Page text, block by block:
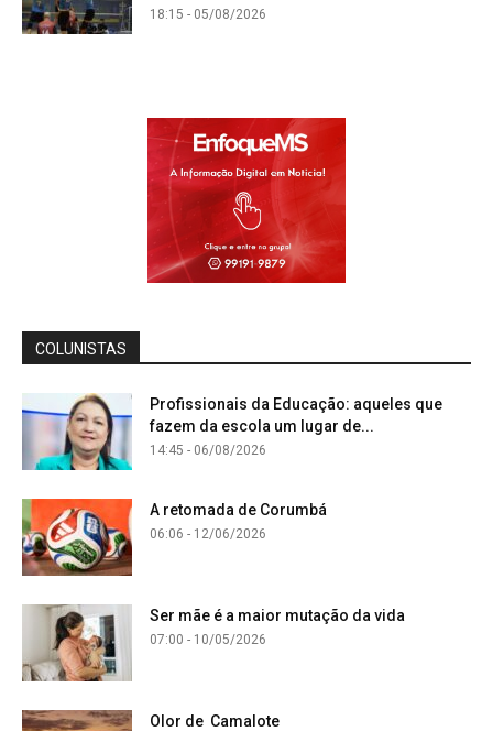
18:15 - 05/08/2026
COLUNISTAS
Profissionais da Educação: aqueles que
fazem da escola um lugar de...
14:45 - 06/08/2026
A retomada de Corumbá
06:06 - 12/06/2026
Ser mãe é a maior mutação da vida
07:00 - 10/05/2026
Olor de Camalote